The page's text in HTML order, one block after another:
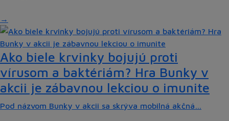
Ako biele krvinky bojujú proti
vírusom a baktériám? Hra Bunky v
akcii je zábavnou lekciou o imunite
Pod názvom Bunky v akcii sa skrýva mobilná akčná…